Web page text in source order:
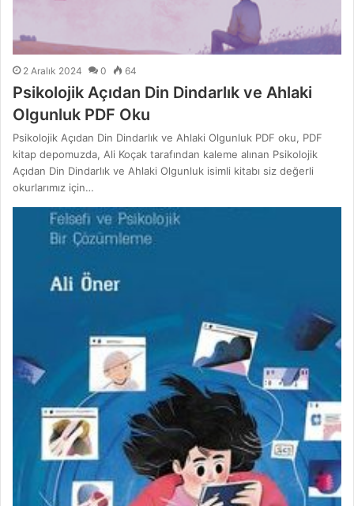
2 Aralık 2024 0 64
Psikolojik Açıdan Din Dindarlık ve Ahlaki
Olgunluk PDF Oku
Psikolojik Açıdan Din Dindarlık ve Ahlaki Olgunluk PDF oku, PDF
kitap depomuzda, Ali Koçak tarafından kaleme alınan Psikolojik
Açıdan Din Dindarlık ve Ahlaki Olgunluk isimli kitabı siz değerli
okurlarımız için…